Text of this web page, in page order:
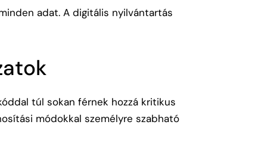
adat. A digitális nyilvántartás
túl sokan férnek hozzá kritikus
módokkal személyre szabható